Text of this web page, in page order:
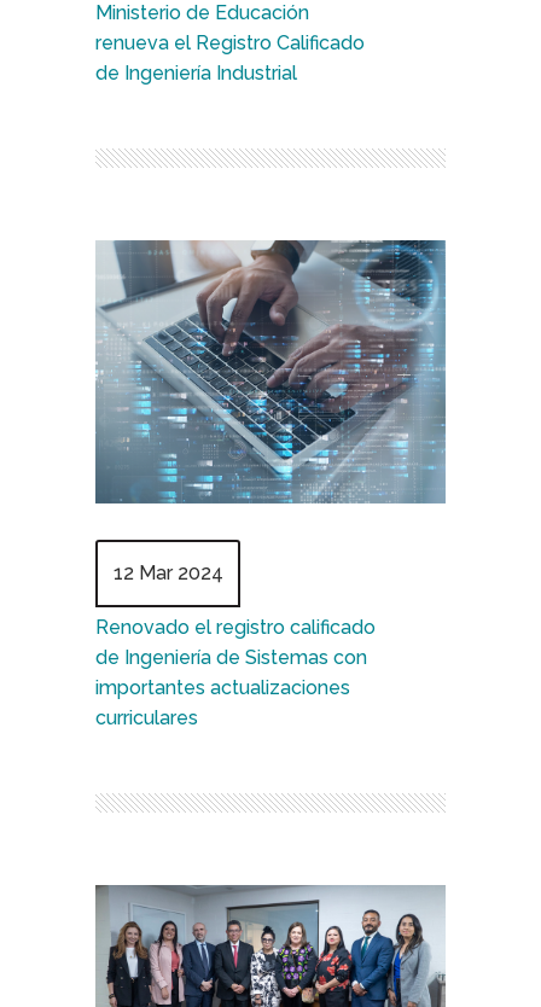
Ministerio de Educación
renueva el Registro Calificado
de Ingeniería Industrial
12 Mar 2024
Renovado el registro calificado
de Ingeniería de Sistemas con
importantes actualizaciones
curriculares